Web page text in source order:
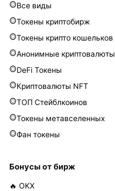
Все виды
Токены криптобирж
Токены крипто кошельков
Анонимные криптовалюты
DeFi Токены
Криптовалюты NFT
ТОП Стейблкоинов
Токены метавселенных
Фан токены
Бонусы от бирж
🔥 OKX